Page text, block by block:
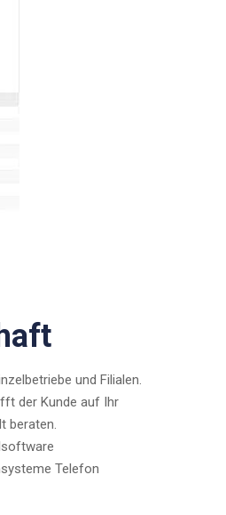
und Filialen.
der Kunde auf Ihr
beraten.
Telefon